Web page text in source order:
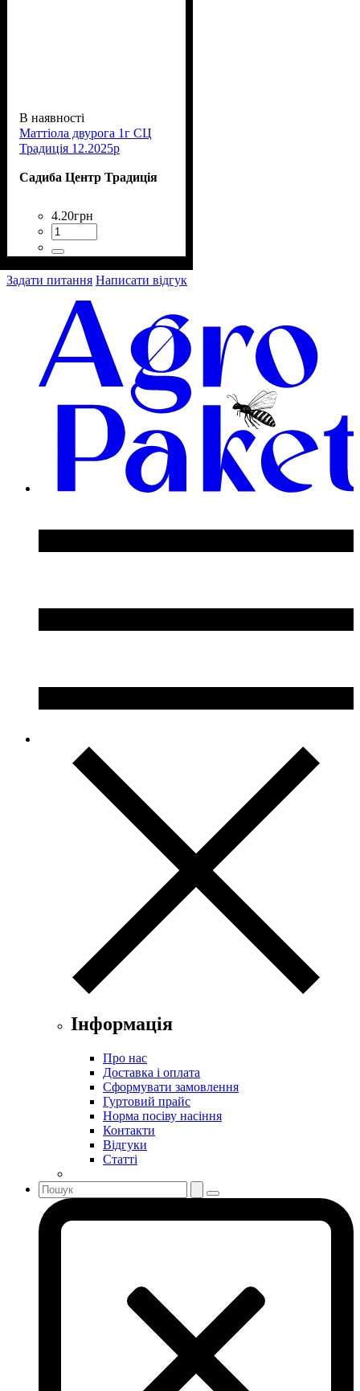
В наявності
Маттіола двурога 1г СЦ
Традиція 12.2025р
Садиба Центр Традиція
4.20грн
Задати питання Написати відгук
Інформація
Про нас
Доставка і оплата
Сформувати замовлення
Гуртовий прайс
Норма посіву насіння
Контакти
Відгуки
Статті